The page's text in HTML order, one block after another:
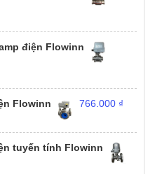
điện Flowinn
Flowinn 766.000 ₫
tuyến tính Flowinn